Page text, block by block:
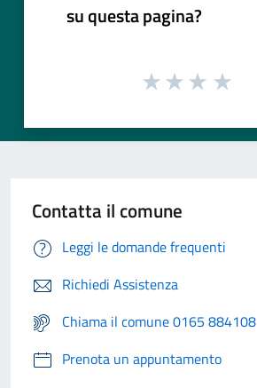
su questa pagina?
Contatta il comune
Leggi le domande frequenti
Richiedi Assistenza
Chiama il comune 0165 884108
Prenota un appuntamento